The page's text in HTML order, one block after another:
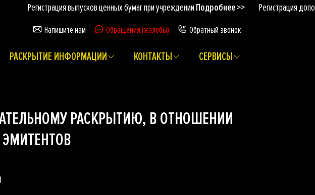
Регистрация выпусков ценных бумаг при учрежденииПодробнее >> Регистрация
Напишите нам Обращения (жалобы) Обратный звонок
РАСКРЫТИЕ ИНФОРМАЦИИ КОНТАКТЫ СЕРВИСЫ
РАСКРЫТИЮ, В ОТНОШЕНИИ